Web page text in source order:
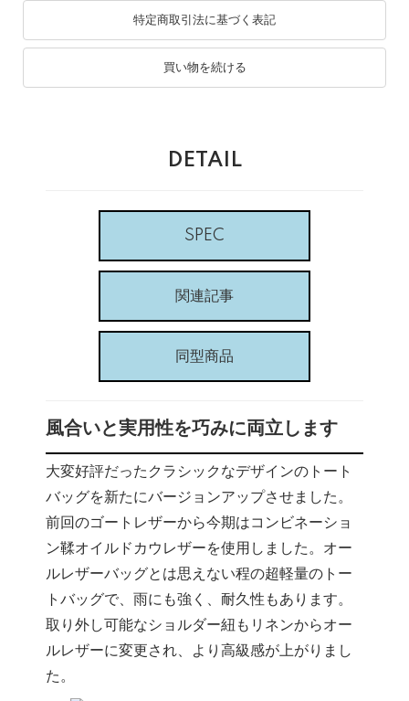
特定商取引法に基づく表記
買い物を続ける
DETAIL
SPEC
関連記事
同型商品
風合いと実用性を巧みに両立します
大変好評だったクラシックなデザインのトート
バッグを新たにバージョンアップさせました。
前回のゴートレザーから今期はコンビネーショ
ン鞣オイルドカウレザーを使用しました。オー
ルレザーバッグとは思えない程の超軽量のトー
トバッグで、雨にも強く、耐久性もあります。
取り外し可能なショルダー紐もリネンからオー
ルレザーに変更され、より高級感が上がりまし
た。